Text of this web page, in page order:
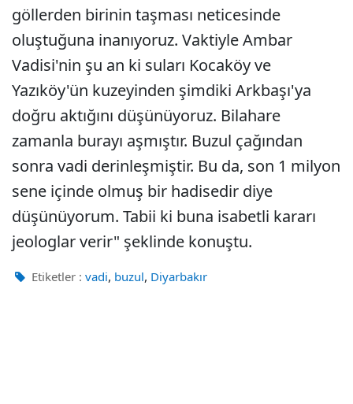
göllerden birinin taşması neticesinde
oluştuğuna inanıyoruz. Vaktiyle Ambar
Vadisi'nin şu an ki suları Kocaköy ve
Yazıköy'ün kuzeyinden şimdiki Arkbaşı'ya
doğru aktığını düşünüyoruz. Bilahare
zamanla burayı aşmıştır. Buzul çağından
sonra vadi derinleşmiştir. Bu da, son 1 milyon
sene içinde olmuş bir hadisedir diye
düşünüyorum. Tabii ki buna isabetli kararı
jeologlar verir" şeklinde konuştu.
Etiketler : vadi, buzul, Diyarbakır